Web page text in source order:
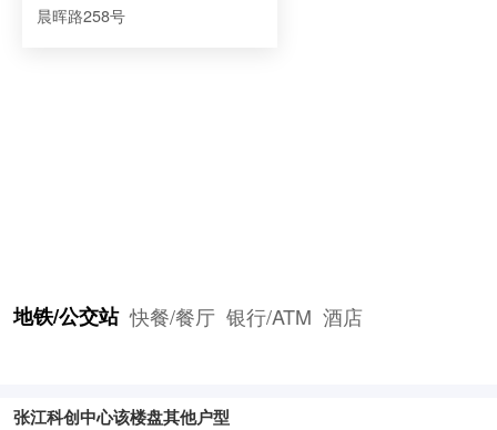
地铁/公交站 快餐/餐厅 银行/ATM 酒店
晨晖路258号
张江科创中心该楼盘其他户型